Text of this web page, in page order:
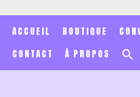
ACCUEIL BOUTIQUE
CONTACT
À PROPOS